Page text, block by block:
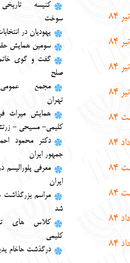
تير 84
تير 84
تير 84
تير 84
84
84
84
84
84
84
كنيسه
سوخت
يهوديان در
سومين همايش
گفت و گوي
صلح
مجمع
تهران
همايش ميراث
كليمي- مسيحي -
دكتر محمود
جمهور ايران
معرفي پلوراليسم
ايران
مراسم بزرگذاشت
شد
كلاس هاي
كليمي
درگذشت حاخام